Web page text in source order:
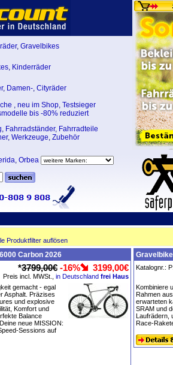
, Gravelbikes
, Kinderräder
, Damen-, Cityräder
, neu im Shop, Testsieger
bis -80% reduziert
, Fahrradständer, Fahrradteile
, Werkzeuge, Zubehör
, Orbea
Produktfilter auflösen
Carbon 2026
*3799,00€ -16% 3199,00€
Preis incl. MWSt., in Deutschland frei Haus
gemacht - egal
Asphalt. Präzises
und explosive
Komfort und
Balance
neue MISSION:
Sessions auf
Katalognr.:
Kombiniere
Rahmen
erwarteten
SRAM und
Laufrädern,
Race-